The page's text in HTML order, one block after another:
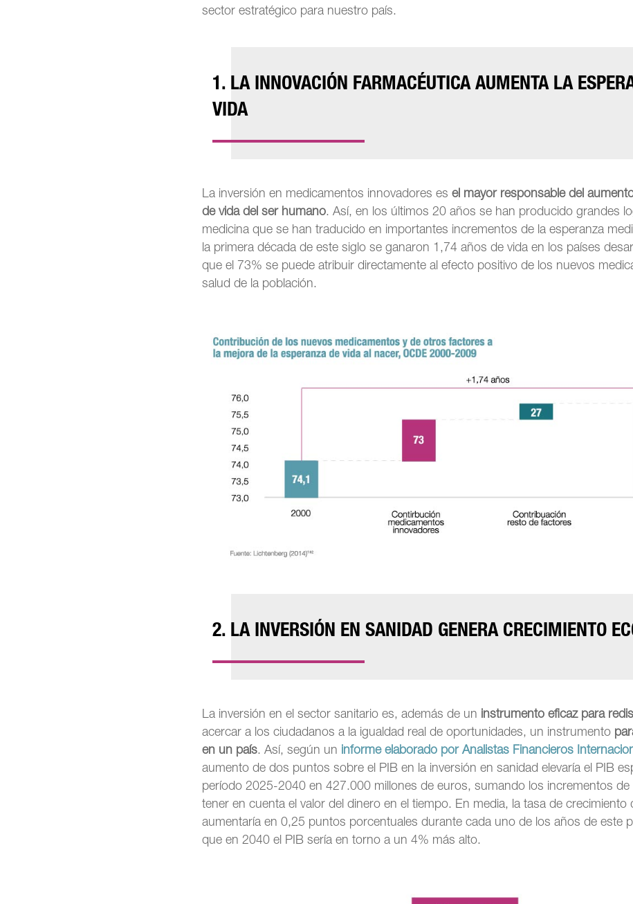
sector estratégico para nuestro país.
1. LA INNOVACIÓN FARMACÉUTICA AUMENTA LA
VIDA
La inversión en medicamentos innovadores esel mayor responsable del
de vida del ser humano. Así, en los últimos 20 años se han producido grandes
medicina que se han traducido en importantes incrementos de la esperanza
la primera década de este siglo se ganaron 1,74 años de vida en los países
que el 73% se puede atribuir directamente al efecto positivo de los nuevos
salud de la población.
2. LA INVERSIÓN EN SANIDAD GENERA CRECIMIENTO
La inversión en el sector sanitario es, además de un instrumento eficaz para
acercar a los ciudadanos a la igualdad real de oportunidades, un instrumento
en un país. Así, según un informe elaborado por Analistas Financieros
aumento de dos puntos sobre el PIB en la inversión en sanidad elevaría el PIB
período 2025-2040 en 427.000 millones de euros, sumando los incrementos de
tener en cuenta el valor del dinero en el tiempo. En media, la tasa de crecimiento
aumentaría en 0,25 puntos porcentuales durante cada uno de los años de este
que en 2040 el PIB sería en torno a un 4% más alto.